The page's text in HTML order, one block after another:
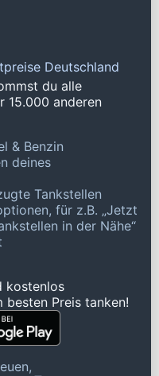
Deutschland
du alle
15.000 anderen
& Benzin
deines
Tankstellen
für z.B. „Jetzt
in der Nähe“
kostenlos
besten Preis tanken!